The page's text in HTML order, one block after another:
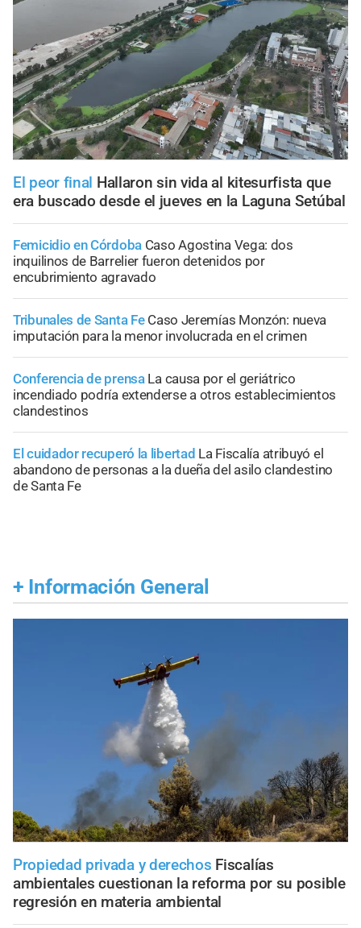
El peor final Hallaron sin vida al kitesurfista que
era buscado desde el jueves en la Laguna Setúbal
Femicidio en Córdoba Caso Agostina Vega: dos
inquilinos de Barrelier fueron detenidos por
encubrimiento agravado
Tribunales de Santa Fe Caso Jeremías Monzón: nueva
imputación para la menor involucrada en el crimen
Conferencia de prensa La causa por el geriátrico
incendiado podría extenderse a otros establecimientos
clandestinos
El cuidador recuperó la libertad La Fiscalía atribuyó el
abandono de personas a la dueña del asilo clandestino
de Santa Fe
+ Información General
Propiedad privada y derechos Fiscalías
ambientales cuestionan la reforma por su posible
regresión en materia ambiental